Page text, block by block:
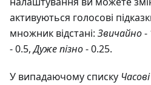
активуються голосові
множник відстані: Звичайно-
- 0.5,Дуже пізно- 0.25.
У випадаючому списку